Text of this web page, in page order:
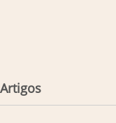
Artigos